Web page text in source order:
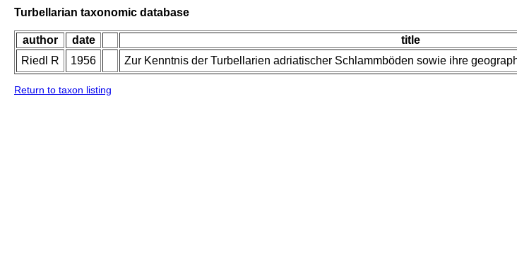
Turbellarian taxonomic database
author date title
Riedl R
1956 Zur Kenntnis der Turbellarien adriatischer Schlammböden sowie ihre
Return to taxon listing